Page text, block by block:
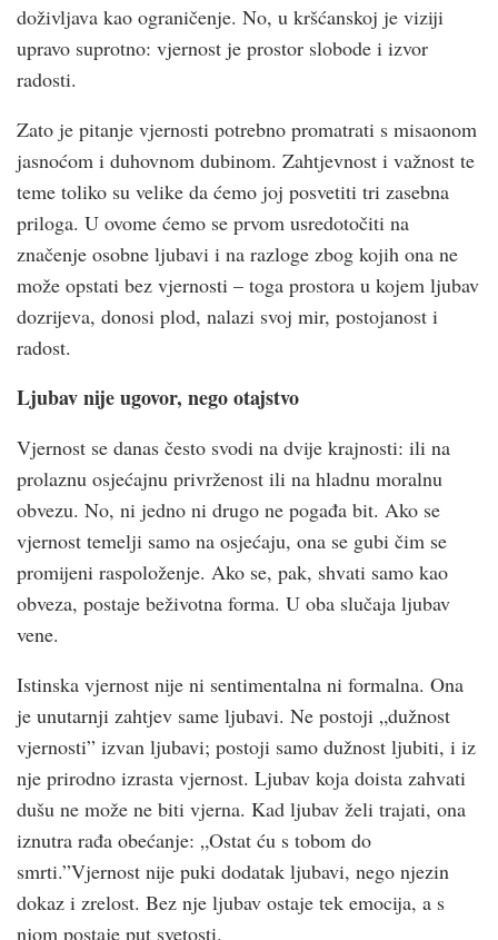
doživljava kao ograničenje. No, u kršćanskoj je viziji
upravo suprotno: vjernost je prostor slobode i izvor
radosti.
Zato je pitanje vjernosti potrebno promatrati s misaonom
jasnoćom i duhovnom dubinom. Zahtjevnost i važnost te
teme toliko su velike da ćemo joj posvetiti tri zasebna
priloga. U ovome ćemo se prvom usredotočiti na
značenje osobne ljubavi i na razloge zbog kojih ona ne
može opstati bez vjernosti – toga prostora u kojem ljubav
dozrijeva, donosi plod, nalazi svoj mir, postojanost i
radost.
Ljubav nije ugovor, nego otajstvo
Vjernost se danas često svodi na dvije krajnosti: ili na
prolaznu osjećajnu privrženost ili na hladnu moralnu
obvezu. No, ni jedno ni drugo ne pogađa bit. Ako se
vjernost temelji samo na osjećaju, ona se gubi čim se
promijeni raspoloženje. Ako se, pak, shvati samo kao
obveza, postaje beživotna forma. U oba slučaja ljubav
vene.
Istinska vjernost nije ni sentimentalna ni formalna. Ona
je unutarnji zahtjev same ljubavi. Ne postoji „dužnost
vjernosti” izvan ljubavi; postoji samo dužnost ljubiti, i iz
nje prirodno izrasta vjernost. Ljubav koja doista zahvati
dušu ne može ne biti vjerna. Kad ljubav želi trajati, ona
iznutra rađa obećanje: „Ostat ću s tobom do
smrti.”Vjernost nije puki dodatak ljubavi, nego njezin
dokaz i zrelost. Bez nje ljubav ostaje tek emocija, a s
njom postaje put svetosti.